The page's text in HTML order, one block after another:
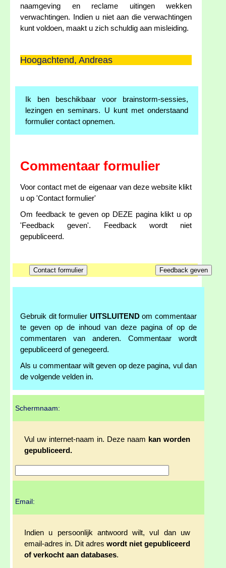
naamgeving en reclame uitingen wekken
verwachtingen. Indien u niet aan die verwachtingen
kunt voldoen, maakt u zich schuldig aan misleiding.
Hoogachtend, Andreas
Ik ben beschikbaar voor brainstorm-sessies,
lezingen en seminars. U kunt met onderstaand
formulier contact opnemen.
Commentaar formulier
Voor contact met de eigenaar van deze website klikt
u op 'Contact formulier'
Om feedback te geven op DEZE pagina klikt u op
'Feedback geven'. Feedback wordt niet
gepubliceerd.
Gebruik dit formulier UITSLUITENDom commentaar
te geven op de inhoud van deze pagina of op de
commentaren van anderen. Commentaar wordt
gepubliceerd of genegeerd.
Als u commentaar wilt geven op deze pagina, vul dan
de volgende velden in.
Schermnaam:
Vul uw internet-naam in. Deze naam kan worden
gepubliceerd.
Email:
Indien u persoonlijk antwoord wilt, vul dan uw
email-adres in. Dit adres wordt niet gepubliceerd
of verkocht aan databases.